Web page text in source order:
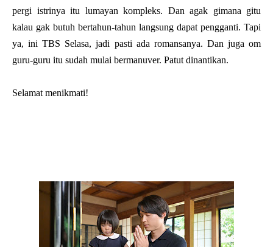
pergi istrinya itu lumayan kompleks. Dan agak gimana gitu
kalau gak butuh bertahun-tahun langsung dapat pengganti. Tapi
ya, ini TBS Selasa, jadi pasti ada romansanya. Dan juga om
guru-guru itu sudah mulai bermanuver. Patut dinantikan.
Selamat menikmati!